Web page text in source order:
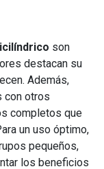
son
destacan su
Además,
con otros
completos que
un uso óptimo,
pequeños,
los beneficios